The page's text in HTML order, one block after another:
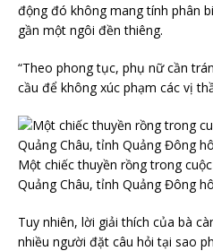
động đó không mang tính phân
gần một ngôi đền thiêng.
“Theo phong tục, phụ nữ cần
cầu để không xúc phạm các vị
Một chiếc thuyền rồng trong
Quảng Châu, tỉnh Quảng Đông
Tuy nhiên, lời giải thích của bà
nhiều người đặt câu hỏi tại sao